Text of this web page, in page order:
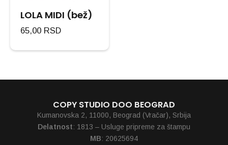
LOLA MIDI (bež)
65,00 RSD
COPY STUDIO DOO BEOGRAD
Kumanovska 2, 11000, Beograd (Vračar), Srbija
Delatnost: 1813 – Usluge pripreme za štampu
MB: 20625694